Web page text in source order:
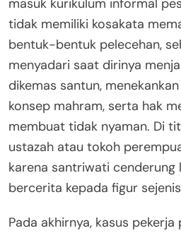
tidak memiliki kosakata
bentuk-bentuk pelecehan,
menyadari saat dirinya
dikemas santun,
konsep mahram, serta hak
membuat tidak nyaman. Di
ustazah atau tokoh
karena santriwati cenderung
bercerita kepada figur
Pada akhirnya, kasus